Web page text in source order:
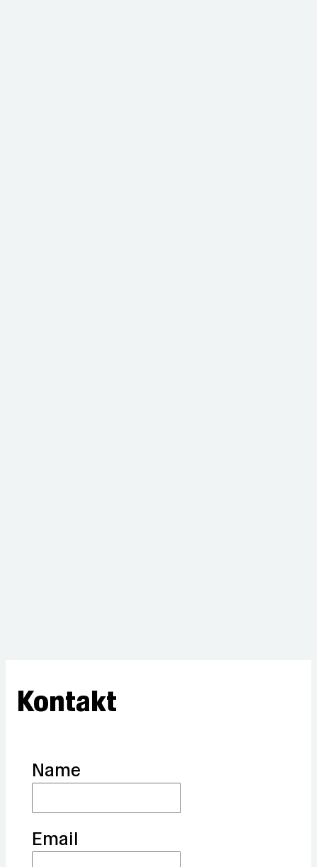
Kontakt
Name
Email